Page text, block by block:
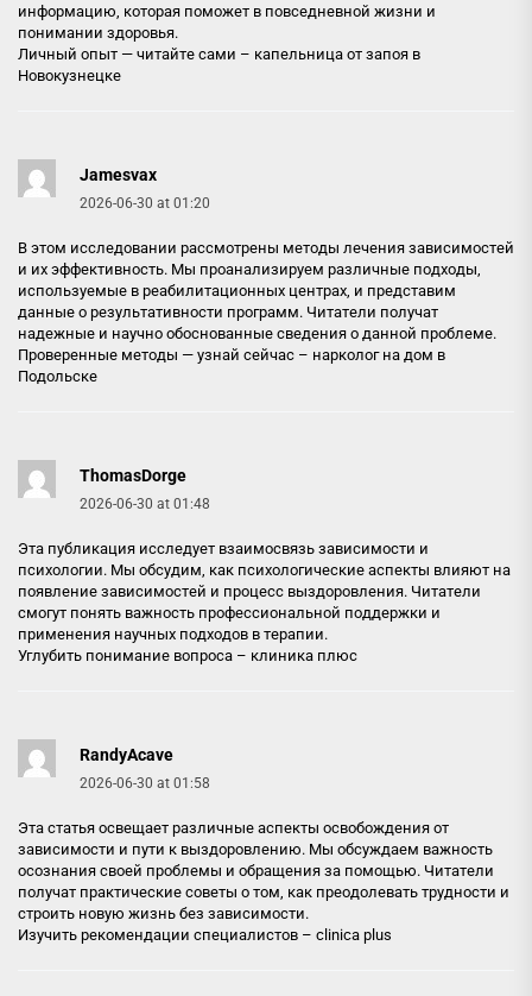
информацию, которая поможет в повседневной жизни и
понимании здоровья.
Личный опыт — читайте сами – капельница от запоя в
Новокузнецке
Jamesvax
2026-06-30 at 01:20
В этом исследовании рассмотрены методы лечения зависимостей
и их эффективность. Мы проанализируем различные подходы,
используемые в реабилитационных центрах, и представим
данные о результативности программ. Читатели получат
надежные и научно обоснованные сведения о данной проблеме.
Проверенные методы — узнай сейчас – нарколог на дом в
Подольске
ThomasDorge
2026-06-30 at 01:48
Эта публикация исследует взаимосвязь зависимости и
психологии. Мы обсудим, как психологические аспекты влияют на
появление зависимостей и процесс выздоровления. Читатели
смогут понять важность профессиональной поддержки и
применения научных подходов в терапии.
Углубить понимание вопроса – клиника плюс
RandyAcave
2026-06-30 at 01:58
Эта статья освещает различные аспекты освобождения от
зависимости и пути к выздоровлению. Мы обсуждаем важность
осознания своей проблемы и обращения за помощью. Читатели
получат практические советы о том, как преодолевать трудности и
строить новую жизнь без зависимости.
Изучить рекомендации специалистов – clinica plus